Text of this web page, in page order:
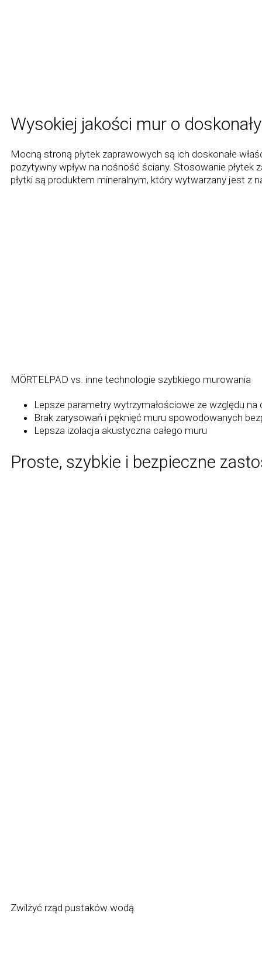
Wysokiej jakości mur o
Mocną stroną płytek zaprawowych są ich doskonałe
pozytywny wpływ na nośność ściany. Stosowanie
płytki są produktem mineralnym, który wytwarzany jest z
MÖRTELPAD vs. inne technologie szybkiego murowania
Lepsze parametry wytrzymałościowe ze względu
Brak zarysowań i pęknięć muru spowodowanych
Lepsza izolacja akustyczna całego muru
Proste, szybkie i bezpieczne
Zwilżyć rząd pustaków wodą